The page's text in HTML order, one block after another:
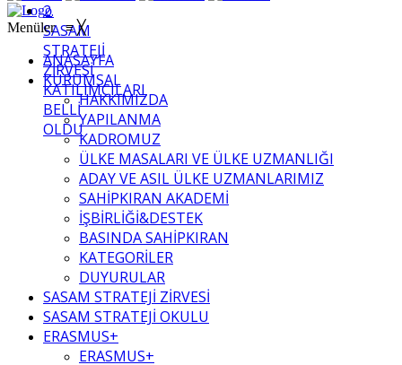
2.
SASAM
STRATEJİ
ZİRVESİ
KATILIMCILARI
BELLİ
OLDU
Menüler≡ ╳
ANASAYFA
KURUMSAL
HAKKIMIZDA
YAPILANMA
KADROMUZ
ÜLKE MASALARI VE ÜLKE UZMANLIĞI
ADAY VE ASIL ÜLKE UZMANLARIMIZ
SAHİPKIRAN AKADEMİ
İŞBİRLİĞİ&DESTEK
BASINDA SAHİPKIRAN
KATEGORİLER
DUYURULAR
SASAM STRATEJİ ZİRVESİ
SASAM STRATEJİ OKULU
ERASMUS+
ERASMUS+